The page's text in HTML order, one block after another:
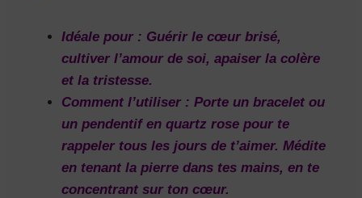
Idéale pour : Guérir le cœur brisé,
cultiver l’amour de soi, apaiser la colère
et la tristesse.
Comment l’utiliser : Porte un bracelet ou
un pendentif en quartz rose pour te
rappeler tous les jours de t’aimer. Médite
en tenant la pierre dans tes mains, en te
concentrant sur ton cœur.